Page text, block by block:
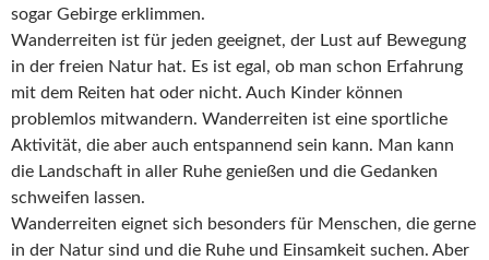
sogar Gebirge erklimmen.
Wanderreiten ist für jeden geeignet, der Lust auf Bewegung
in der freien Natur hat. Es ist egal, ob man schon Erfahrung
mit dem Reiten hat oder nicht. Auch Kinder können
problemlos mitwandern. Wanderreiten ist eine sportliche
Aktivität, die aber auch entspannend sein kann. Man kann
die Landschaft in aller Ruhe genießen und die Gedanken
schweifen lassen.
Wanderreiten eignet sich besonders für Menschen, die gerne
in der Natur sind und die Ruhe und Einsamkeit suchen. Aber